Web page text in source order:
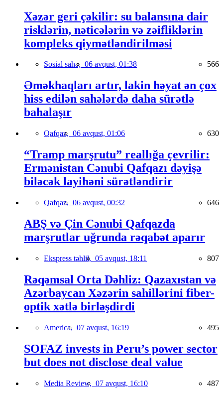
Xəzər geri çəkilir: su balansına dair
risklərin, nəticələrin və zəifliklərin
kompleks qiymətləndirilməsi
Sosial sahə, 06 avqust, 01:38 566
Əməkhaqları artır, lakin həyat ən çox
hiss edilən sahələrdə daha sürətlə
bahalaşır
Qafqaz, 06 avqust, 01:06 630
“Tramp marşrutu” reallığa çevrilir:
Ermənistan Cənubi Qafqazı dəyişə
biləcək layihəni sürətləndirir
Qafqaz, 06 avqust, 00:32 646
ABŞ və Çin Cənubi Qafqazda
marşrutlar uğrunda rəqabət aparır
Ekspress təhlil, 05 avqust, 18:11 807
Rəqəmsal Orta Dəhliz: Qazaxıstan və
Azərbaycan Xəzərin sahillərini fiber-
optik xətlə birləşdirdi
America, 07 avqust, 16:19 495
SOFAZ invests in Peru’s power sector
but does not disclose deal value
Media Review, 07 avqust, 16:10 487